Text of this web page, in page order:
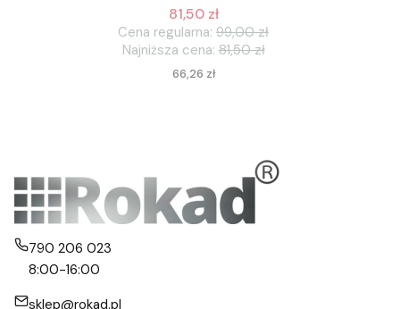
81,50 zł
Cena regularna: 99,00 zł
Najniższa cena: 81,50 zł
Cena
66,26 zł
790 206 023
8:00-16:00
sklep@rokad.pl